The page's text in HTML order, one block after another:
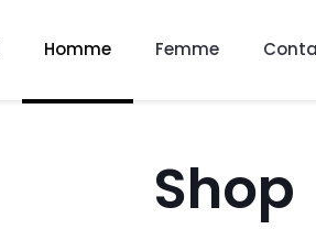
Homme Femme
Shop